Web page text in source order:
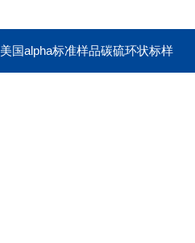
国alpha标准样品碳硫环状标样